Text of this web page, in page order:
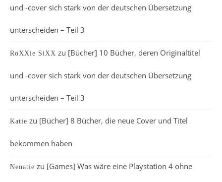
und -cover sich stark von der deutschen Übersetzung
unterscheiden – Teil 3
RoXXie SiXX zu [Bücher] 10 Bücher, deren Originaltitel
und -cover sich stark von der deutschen Übersetzung
unterscheiden – Teil 3
Katie zu [Bücher] 8 Bücher, die neue Cover und Titel
bekommen haben
Nenatie zu [Games] Was wäre eine Playstation 4 ohne